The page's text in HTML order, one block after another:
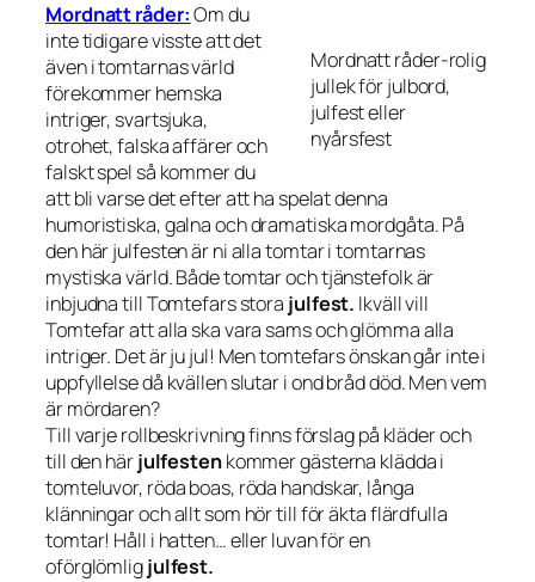
Mordnatt råder-rolig
jullek för julbord,
julfest eller
nyårsfest
Mordnatt råder: Om du
inte tidigare visste att det
även i tomtarnas värld
förekommer hemska
intriger, svartsjuka,
otrohet, falska affärer och
falskt spel så kommer du
att bli varse det efter att ha spelat denna
humoristiska, galna och dramatiska mordgåta. På
den här julfesten är ni alla tomtar i tomtarnas
mystiska värld. Både tomtar och tjänstefolk är
inbjudna till Tomtefars stora julfest. Ikväll vill
Tomtefar att alla ska vara sams och glömma alla
intriger. Det är ju jul! Men tomtefars önskan går inte i
uppfyllelse då kvällen slutar i ond bråd död. Men vem
är mördaren?
Till varje rollbeskrivning finns förslag på kläder och
till den härjulfestenkommer gästerna klädda i
tomteluvor, röda boas, röda handskar, långa
klänningar och allt som hör till för äkta flärdfulla
tomtar! Håll i hatten… eller luvan för en
oförglömligjulfest.